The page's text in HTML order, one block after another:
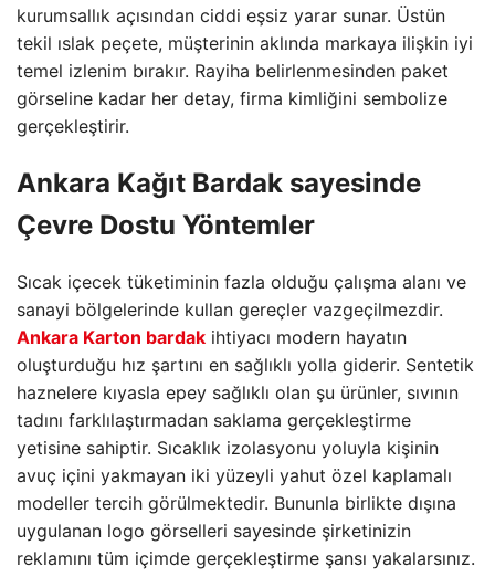
kurumsallık açısından ciddi eşsiz yarar sunar. Üstün
tekil ıslak peçete, müşterinin aklında markaya ilişkin iyi
temel izlenim bırakır. Rayiha belirlenmesinden paket
görseline kadar her detay, firma kimliğini sembolize
gerçekleştirir.
Ankara Kağıt Bardak sayesinde
Çevre Dostu Yöntemler
Sıcak içecek tüketiminin fazla olduğu çalışma alanı ve
sanayi bölgelerinde kullan gereçler vazgeçilmezdir.
Ankara Karton bardak ihtiyacı modern hayatın
oluşturduğu hız şartını en sağlıklı yolla giderir. Sentetik
haznelere kıyasla epey sağlıklı olan şu ürünler, sıvının
tadını farklılaştırmadan saklama gerçekleştirme
yetisine sahiptir. Sıcaklık izolasyonu yoluyla kişinin
avuç içini yakmayan iki yüzeyli yahut özel kaplamalı
modeller tercih görülmektedir. Bununla birlikte dışına
uygulanan logo görselleri sayesinde şirketinizin
reklamını tüm içimde gerçekleştirme şansı yakalarsınız.